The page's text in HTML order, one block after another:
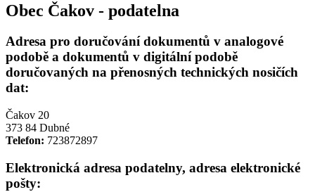
Obec Čakov - podatelna
Adresa pro doručování dokumentů v analogové
podobě a dokumentů v digitální podobě
doručovaných na přenosných technických nosičích
dat:
Čakov 20
373 84 Dubné
Telefon: 723872897
Elektronická adresa podatelny, adresa elektronické
pošty: